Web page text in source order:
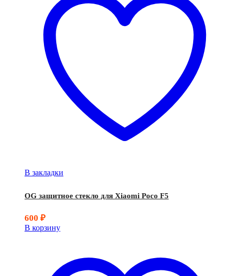
В закладки
OG защитное стекло для Xiaomi Poco F5
600 ₽
В корзину